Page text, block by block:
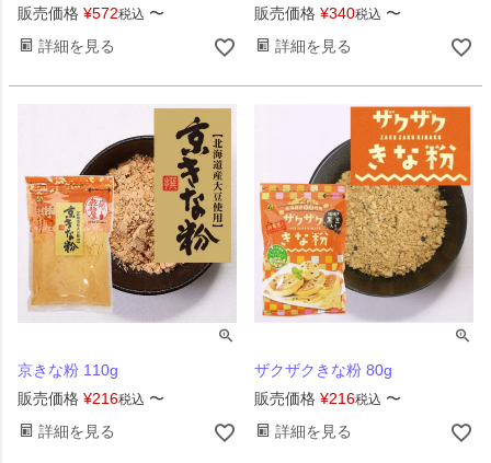
販売価格 ¥572税込 〜
詳細を見る
販売価格 ¥340税込 〜
詳細を見る
京きな粉 110g
販売価格 ¥216税込 〜
詳細を見る
ザクザクきな粉 80g
販売価格 ¥216税込 〜
詳細を見る